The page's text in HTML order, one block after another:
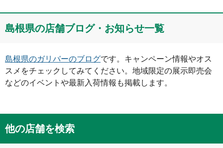
島根県の店舗ブログ・お知らせ一覧
島根県のガリバーのブログです。キャンペーン情報やオス
スメをチェックしてみてください。地域限定の展示即売会
などのイベントや最新入荷情報も掲載します。
他の店舗を検索